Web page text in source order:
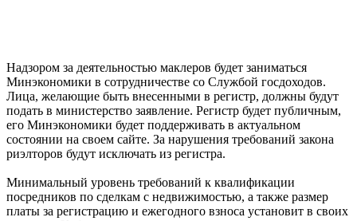
Надзором за деятельностью маклеров будет заниматься
Минэкономики в сотрудничестве со Службой госдоходов.
Лица, желающие быть внесенными в регистр, должны будут
подать в министерство заявление. Регистр будет публичным,
его Минэкономики будет поддерживать в актуальном
состоянии на своем сайте. За нарушения требований закона
риэлторов будут исключать из регистра.
Минимальный уровень требований к квалификации
посредников по сделкам с недвижимостью, а также размер
платы за регистрацию и ежегодного взноса установит в своих